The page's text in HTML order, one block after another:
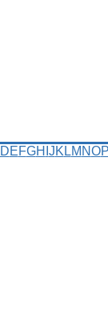
DEFGH JK LM NO